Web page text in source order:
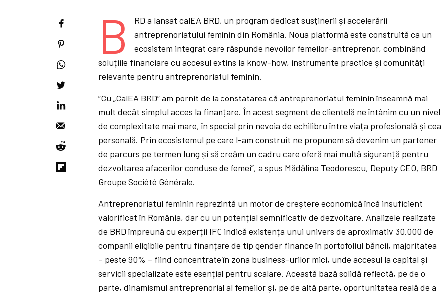
B
RD a lansat calEA BRD, un program dedicat susținerii și accelerării
antreprenoriatului feminin din România. Noua platformă este construită ca un
ecosistem integrat care răspunde nevoilor femeilor-antreprenor, combinând
soluțiile financiare cu accesul extins la know-how, instrumente practice și comunități
relevante pentru antreprenoriatul feminin.
”Cu „CalEA BRD” am pornit de la constatarea că antreprenoriatul feminin înseamnă mai
mult decât simplul acces la finanțare. În acest segment de clientelă ne întânim cu un nivel
de complexitate mai mare, în special prin nevoia de echilibru între viața profesională și cea
personală. Prin ecosistemul pe care l-am construit ne propunem să devenim un partener
de parcurs pe termen lung și să creăm un cadru care oferă mai multă siguranță pentru
dezvoltarea afacerilor conduse de femei”, a spus Mădălina Teodorescu, Deputy CEO, BRD
Groupe Société Générale.
Antreprenoriatul feminin reprezintă un motor de creștere economică încă insuficient
valorificat în România, dar cu un potențial semnificativ de dezvoltare. Analizele realizate
de BRD împreună cu experții IFC indică existența unui univers de aproximativ 30.000 de
companii eligibile pentru finanțare de tip gender finance în portofoliul băncii, majoritatea
– peste 90% – fiind concentrate în zona business-urilor mici, unde accesul la capital și
servicii specializate este esențial pentru scalare. Această bază solidă reflectă, pe de o
parte, dinamismul antreprenorial al femeilor și, pe de altă parte, oportunitatea reală de a